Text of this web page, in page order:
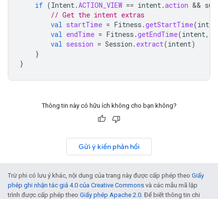
if (Intent.ACTION_VIEW == intent.action &&
// Get the intent extras
val startTime = Fitness .getStartTime(
val endTime = Fitness .getEndTime(intent,
val session = Session . extract(intent)
}
}
Thông tin này có hữu ích không cho bạn không?
Gửi ý kiến phản hồi
Trừ phi có lưu ý khác, nội dung của trang này được cấp phép theo Giấy
phép ghi nhận tác giả 4.0 của Creative Commons và các mẫu mã lập
trình được cấp phép theo Giấy phép Apache 2.0. Để biết thông tin chi